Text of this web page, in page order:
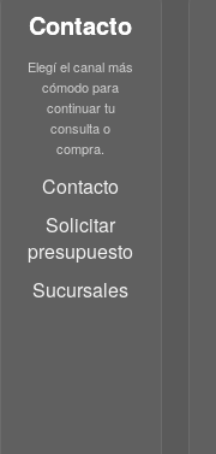
Contacto
Elegí el canal más
cómodo para
continuar tu
consulta o
compra.
Contacto
Solicitar
presupuesto
Sucursales